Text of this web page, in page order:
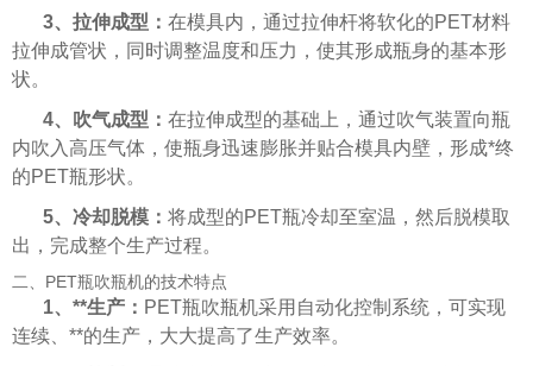
3、拉伸成型： 在模具内，通过拉伸杆将软化的PET材料
拉伸成管状，同时调整温度和压力，使其形成瓶身的基本形
状。
4、吹气成型： 在拉伸成型的基础上，通过吹气装置向瓶
内吹入高压气体，使瓶身迅速膨胀并贴合模具内壁，形成*终
的PET瓶形状。
5、冷却脱模： 将成型的PET瓶冷却至室温，然后脱模取
出，完成整个生产过程。
二、PET瓶吹瓶机的技术特点
1、**生产： PET瓶吹瓶机采用自动化控制系统，可实现
连续、**的生产，大大提高了生产效率。